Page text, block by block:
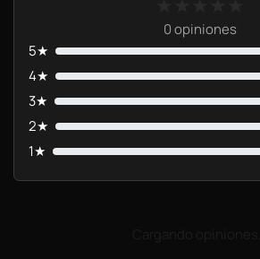
0 opiniones
5★
4★
3★
2★
1★
Cargando opiniones...